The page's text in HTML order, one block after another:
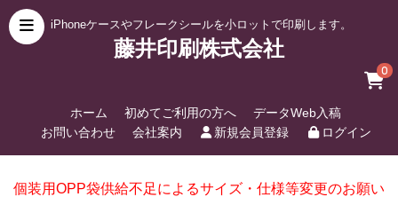
iPhoneケースやフレークシールを小ロットで印刷します。
藤井印刷株式会社
0
ホーム 初めてご利用の方へ
データWeb入稿
お問い合わせ
会社案内 新規会員登録 ログイン
個装用OPP袋供給不足によるサイズ・仕様等変更のお願い